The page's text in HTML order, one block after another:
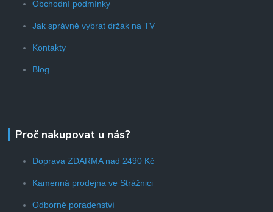
Obchodní podmínky
Jak správně vybrat držák na TV
Kontakty
Blog
Proč nakupovat u nás?
Doprava ZDARMA nad 2490 Kč
Kamenná prodejna ve Strážnici
Odborné poradenství